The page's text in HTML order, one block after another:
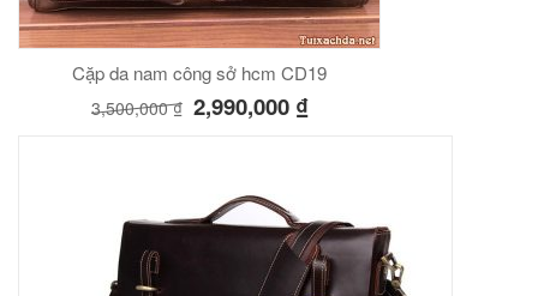
Cặp da nam công sở hcm CD19
3,500,000₫ 2,990,000 ₫